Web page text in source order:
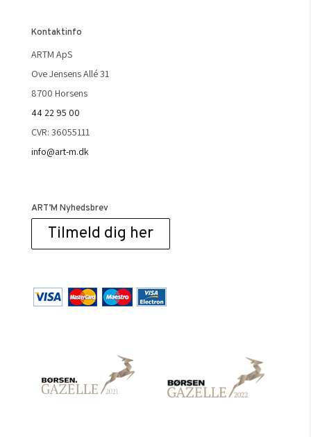
Kontaktinfo
ARTM ApS
Ove Jensens Allé 31
8700 Horsens
44 22 95 00
CVR: 36055111
info@art-m.dk
ART’M Nyhedsbrev
Tilmeld dig her